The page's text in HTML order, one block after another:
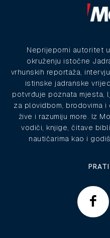
Neprijeporni autoritet
okruženju istočne
vrhunskih reportaža,
istinske jadranske
potvrđuje poznata mjesta,
za plovidbom, brodovima i
žive i razumiju more. Iz
vodiči, knjige, čitave
nautičarima kao i